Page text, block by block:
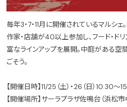
毎年3・7・11月に開催されているマルシ
作家・店舗が40以上参加し、フード・ドリ
富なラインアップを展開。中庭がある空
ごそう。
【開催日時】11/25（土）・26（日）10:30～
【開催場所】サーラプラザ佐鳴台（浜松